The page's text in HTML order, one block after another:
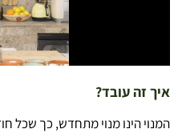
איך זה עובד?
המנוי הינו מנוי מתחדש, כך שכל